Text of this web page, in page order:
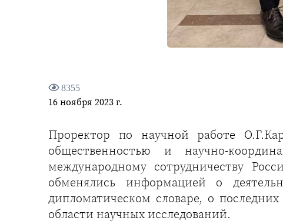
8355
16 ноября 2023 г.
Проректор по научной работе
общественностью и научно-
международному сотрудничеству
обменялись информацией о
дипломатическом словаре, о
области научных исследований.